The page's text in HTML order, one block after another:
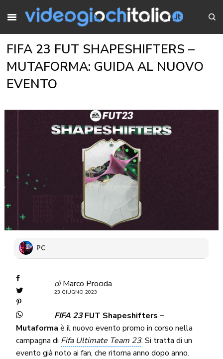
FIFA 23 FUT SHAPESHIFTERS –
MUTAFORMA: GUIDA AL NUOVO
EVENTO
PC
di Marco Procida
23 GIUGNO 2023
FIFA 23FUT Shapeshifters –
Mutaforma è il nuovo evento promo in corso nella
campagna di Fifa Ultimate Team 23. Si tratta di un
evento già noto ai fan, che ritorna anno dopo anno.